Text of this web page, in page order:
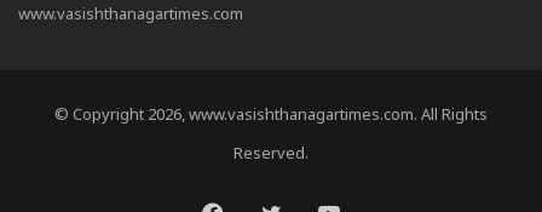
www.vasishthanagartimes.com
© Copyright 2026, www.vasishthanagartimes.com. All Rights
Reserved.